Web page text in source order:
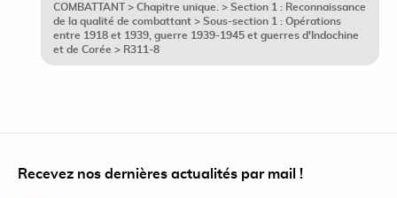
COMBATTANT > Chapitre unique. > Section 1 : Reconnaissance
de la qualité de combattant > Sous-section 1 : Opérations
entre 1918 et 1939, guerre 1939-1945 et guerres d'Indochine
et de Corée > R311-8
Recevez nos dernières actualités par mail !